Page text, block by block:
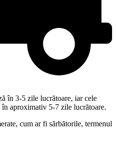
în 3-5 zile lucrătoare, iar cele
aproximativ 5-7 zile lucrătoare.
cum ar fi sărbătorile, termenul